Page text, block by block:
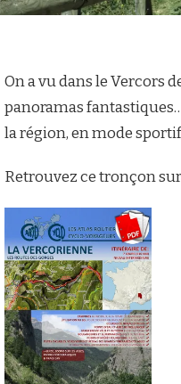
On a vu dans le Vercors
panoramas
la région, en mode
Retrouvez ce tronçon